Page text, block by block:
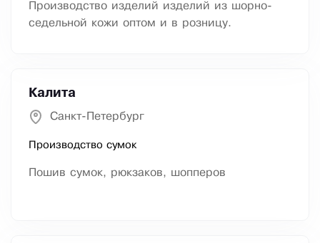
Производство изделий изделий из шорно-
седельной кожи оптом и в розницу.
Калита
Санкт-Петербург
Производство сумок
Пошив сумок, рюкзаков, шопперов